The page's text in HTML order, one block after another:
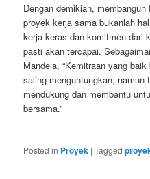
Dengan demikian,
proyek kerja sama bukanlah
kerja keras dan komitmen dari
pasti akan tercapai.
Mandela, “Kemitraan yang
saling menguntungkan, namun
mendukung dan membantu
bersama.”
Posted in Proyek |Tagged